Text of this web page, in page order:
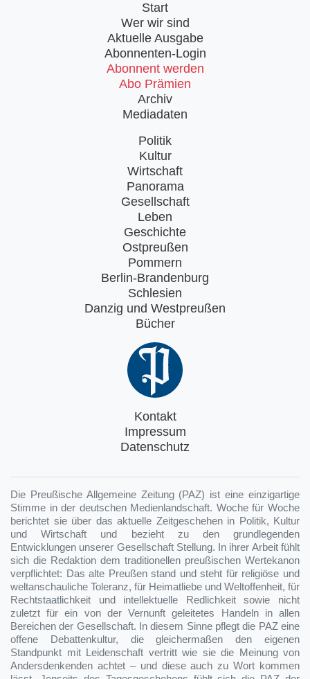
Start
Wer wir sind
Aktuelle Ausgabe
Abonnenten-Login
Abonnent werden
Abo Prämien
Archiv
Mediadaten
Politik
Kultur
Wirtschaft
Panorama
Gesellschaft
Leben
Geschichte
Ostpreußen
Pommern
Berlin-Brandenburg
Schlesien
Danzig und Westpreußen
Bücher
Kontakt
Impressum
Datenschutz
Die Preußische Allgemeine Zeitung (PAZ) ist eine einzigartige
Stimme in der deutschen Medienlandschaft. Woche für Woche
berichtet sie über das aktuelle Zeitgeschehen in Politik, Kultur
und Wirtschaft und bezieht zu den grundlegenden
Entwicklungen unserer Gesellschaft Stellung. In ihrer Arbeit fühlt
sich die Redaktion dem traditionellen preußischen Wertekanon
verpflichtet: Das alte Preußen stand und steht für religiöse und
weltanschauliche Toleranz, für Heimatliebe und Weltoffenheit, für
Rechtstaatlichkeit und intellektuelle Redlichkeit sowie nicht
zuletzt für ein von der Vernunft geleitetes Handeln in allen
Bereichen der Gesellschaft. In diesem Sinne pflegt die PAZ eine
offene Debattenkultur, die gleichermaßen den eigenen
Standpunkt mit Leidenschaft vertritt wie sie die Meinung von
Andersdenkenden achtet – und diese auch zu Wort kommen